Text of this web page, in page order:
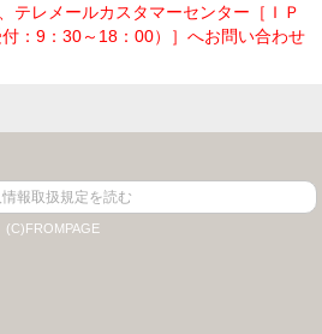
テレメールカスタマーセンター［ＩＰ
：9：30～18：00）］へお問い合わせ
報取扱規定を読む
(C)FROMPAGE